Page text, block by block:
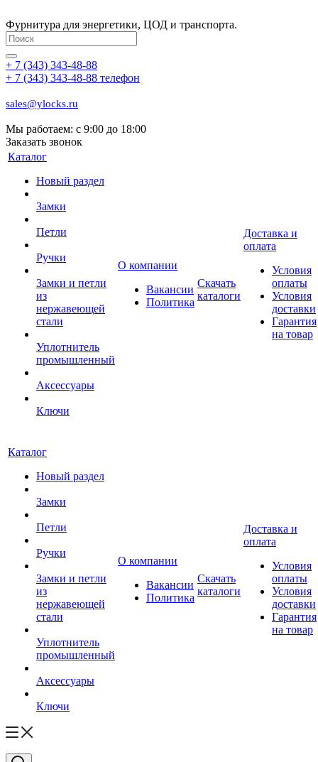
Фурнитура для энергетики, ЦОД и транспорта.
+ 7 (343) 343-48-88
+ 7 (343) 343-48-88 телефон
sales@ylocks.ru
Мы работаем: с 9:00 до 18:00
Заказать звонок
Каталог
Новый раздел
Замки
Петли
Ручки
Замки и петли
из
нержавеющей
стали
Уплотнитель
промышленный
Аксессуары
Ключи
О компании
Вакансии
Политика
Скачать
каталоги
Доставка и
оплата
Условия
оплаты
Условия
доставки
Гарантия
на товар
Каталог
Новый раздел
Замки
Петли
Ручки
Замки и петли
из
нержавеющей
стали
Уплотнитель
промышленный
Аксессуары
Ключи
О компании
Вакансии
Политика
Скачать
каталоги
Доставка и
оплата
Условия
оплаты
Условия
доставки
Гарантия
на товар